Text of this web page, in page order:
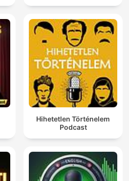
Hihetetlen Történelem
Podcast